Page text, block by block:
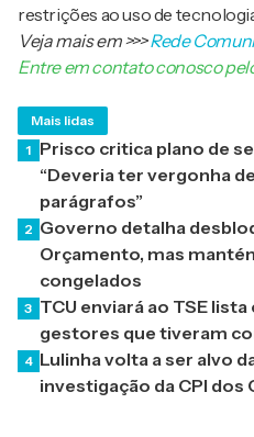
restrições ao uso de
Veja mais em>>>Rede
Entre em contato conosco
Mais lidas
1 Prisco critica plano de
“Deveria ter vergonha
parágrafos”
2 Governo detalha
Orçamento, mas
congelados
3 TCU enviará ao TSE
gestores que tiveram
4 Lulinha volta a ser alvo
investigação da CPI dos